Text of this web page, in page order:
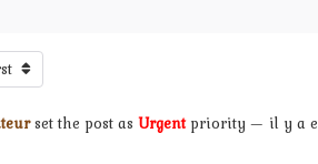
set the post as Urgentpriority — il y a